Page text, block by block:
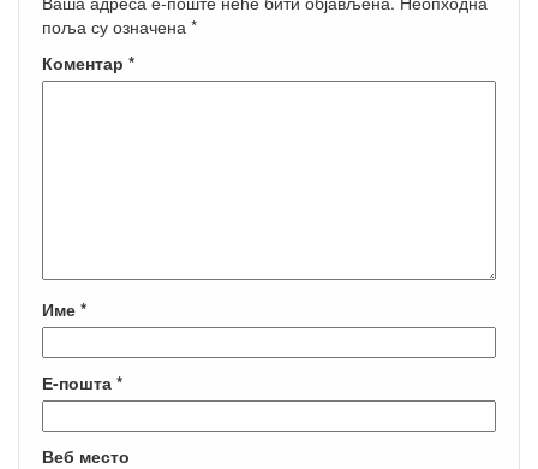
поља су означена *
Коментар *
Име *
Е-пошта *
Веб место